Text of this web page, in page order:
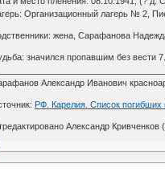
Организационный лагерь № 2,
жена, Сарафанова
значился пропавшим без вести
Александр Иванович
РФ. Карелия. Список погибших
Александр Кривченков